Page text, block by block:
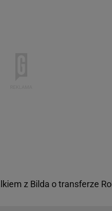
z Bilda o transferze